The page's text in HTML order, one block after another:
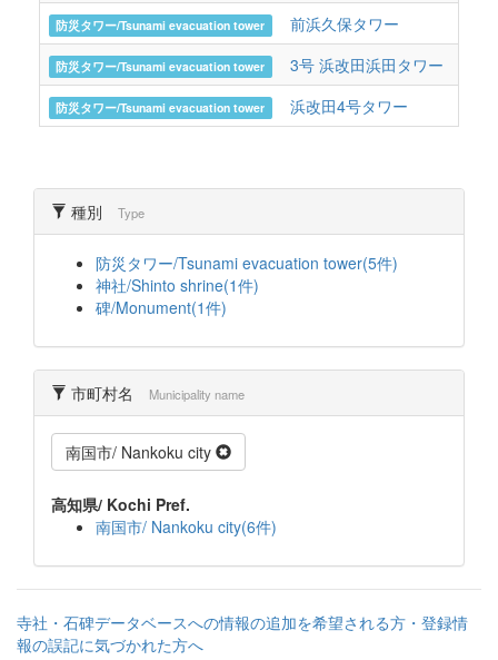
防災タワー/Tsunami evacuation tower 前浜久保タワー
防災タワー/Tsunami evacuation tower 3号 浜改田浜田タワー
防災タワー/Tsunami evacuation tower 浜改田4号タワー
種別 Type
防災タワー/Tsunami evacuation tower(5件)
神社/Shinto shrine(1件)
碑/Monument(1件)
市町村名 Municipality name
南国市/ Nankoku city
高知県/ Kochi Pref.
南国市/ Nankoku city(6件)
寺社・石碑データベースへの情報の追加を希望される方・登録情
報の誤記に気づかれた方へ